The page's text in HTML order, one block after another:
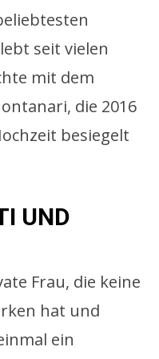
seit vielen
mit dem
die 2016
besiegelt
UND
Frau, die keine
hat und
ein